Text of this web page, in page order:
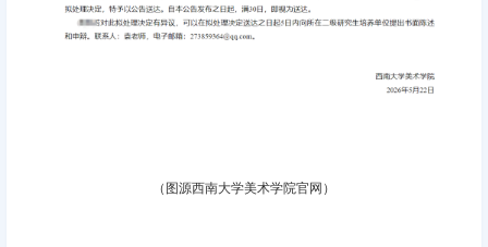
（图源西南大学美术学院官网）